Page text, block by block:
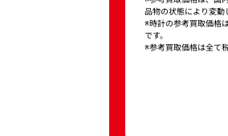
品物の状態により変動
※時計の参考買取価格
です。
※参考買取価格は全て